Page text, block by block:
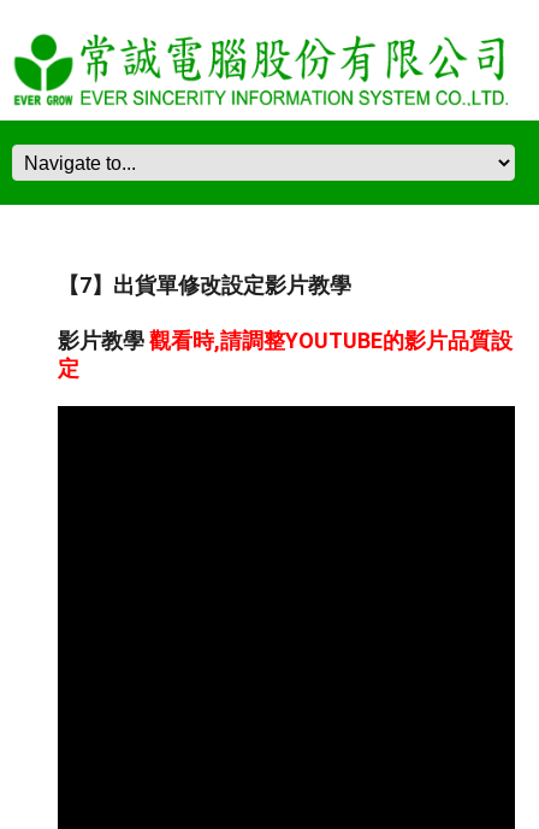
【7】出貨單修改設定影片教學
影片教學觀看時,請調整YOUTUBE的影片品質設
定